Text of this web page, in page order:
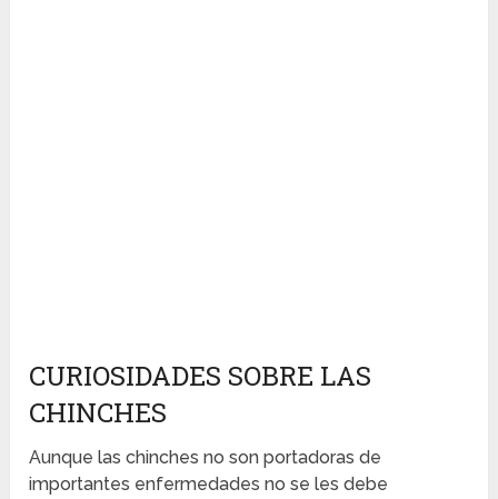
CURIOSIDADES SOBRE LAS
CHINCHES
Aunque las chinches no son portadoras de
importantes enfermedades no se les debe